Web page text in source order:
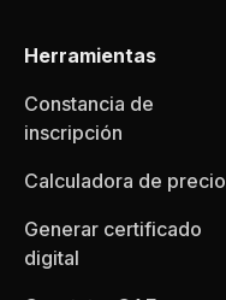
Herramientas
Constancia de
inscripción
Calculadora de precio
Generar certificado
digital